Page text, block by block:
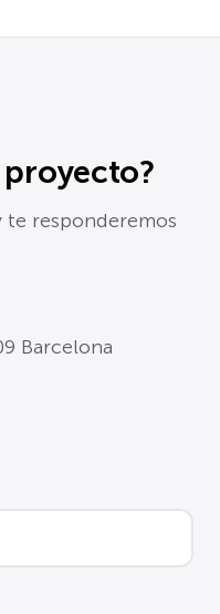
te responderemos
Barcelona